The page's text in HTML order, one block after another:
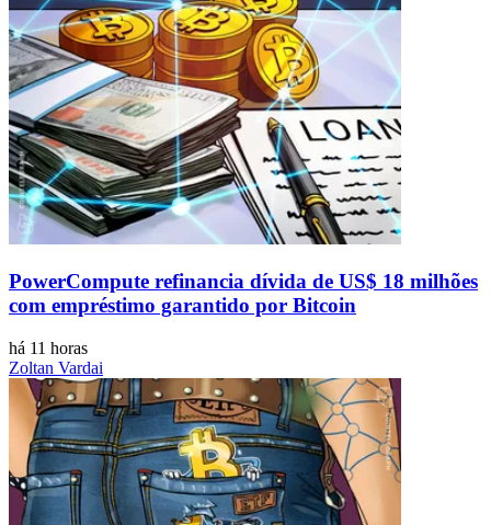
PowerCompute refinancia dívida de US$ 18 milhões
com empréstimo garantido por Bitcoin
há 11 horas
Zoltan Vardai